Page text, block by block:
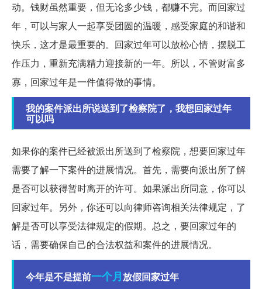
动。钱财虽然重要，但无论多少钱，都赚不完。而回家过
年，可以与家人一起享受团圆的温暖，感受家庭的和谐和
快乐，这才是最重要的。回家过年可以放松心情，摆脱工
作压力，重新充满精力迎接新的一年。所以，不管财富多
寡，回家过年是一件值得做的事情。
我的案件派出所说送到了检察院了，我想回家过年
可以吗
如果你的案件已经被派出所送到了检察院，想要回家过年
需要了解一下案件的进展情况。首先，需要向派出所了解
是否可以获得暂时离开的许可。如果派出所同意，你可以
回家过年。另外，你还可以向律师咨询相关法律规定，了
解是否可以享受法律规定的假期。总之，要回家过年的
话，需要确保自己的合法权益和案件的进展情况。
今年是不是提前一个月放假回家过年